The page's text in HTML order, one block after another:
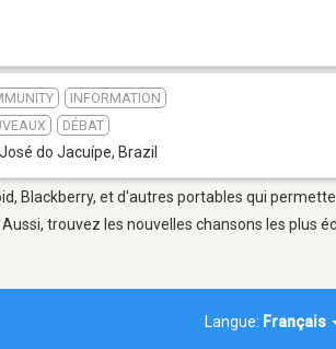
INFORMATION
DÉBAT
do Jacuípe, Brazil
Blackberry, et d'autres portables qui
trouvez les nouvelles chansons les plus
Langue: Français